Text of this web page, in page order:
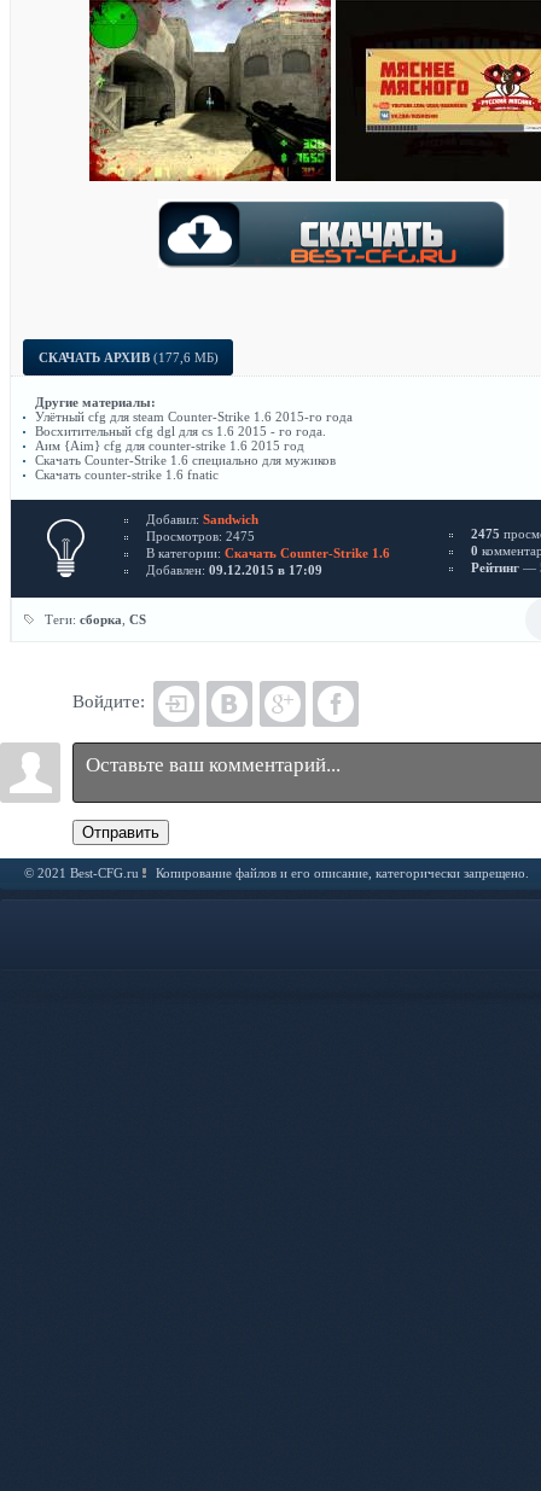
СКАЧАТЬ АРХИВ(177,6 МБ)
Другие материалы:
Улётный cfg для steam Counter-Strike 1.6 2015-го года
Восхитительный сfg dgl для cs 1.6 2015 - го года.
Аим {Aim} cfg для counter-strike 1.6 2015 год
Скачать Counter-Strike​ 1.6 специально для мужиков
Скачать counter-strike​ 1.6 fnatic
Добавил: Sandwich
Просмотров: 2475
В категории: Скачать Counter-Strike​ 1.6
Добавлен: 09.12.2015 в 17:09
2475
0
Рейтинг —
Теги: сборка CS
Войдите:
Отправить
© 2021 Best-CFG.ru Копирование файлов и его описание, категорически запрещено.